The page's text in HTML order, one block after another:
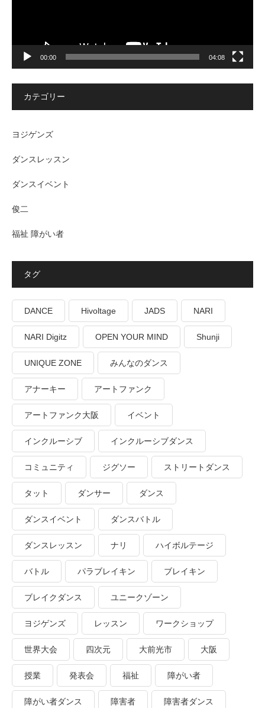
00:00 04:08
カテゴリー
ヨジゲンズ
ダンスレッスン
ダンスイベント
俊二
福祉 障がい者
タグ
DANCE Hivoltage JADS NARI
NARI Digitz OPEN YOUR MIND Shunji
UNIQUE ZONE みんなのダンス
アナーキー アートファンク
アートファンク大阪 イベント
インクルーシブ インクルーシブダンス
コミュニティ ジグソー ストリートダンス
タット ダンサー ダンス
ダンスイベント ダンスバトル
ダンスレッスン ナリ ハイボルテージ
バトル パラブレイキン ブレイキン
ブレイクダンス ユニークゾーン
ヨジゲンズ レッスン ワークショップ
世界大会 四次元 大前光市 大阪
授業 発表会 福祉 障がい者
障がい者ダンス 障害者 障害者ダンス